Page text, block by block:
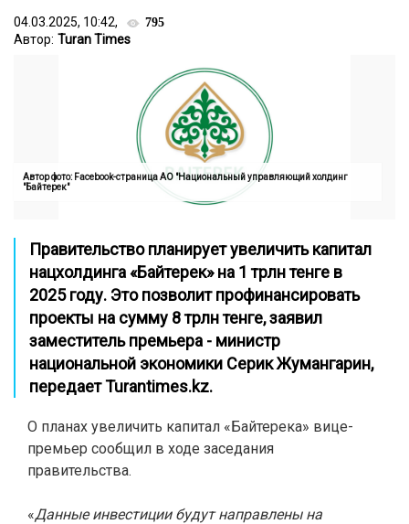
04.03.2025, 10:42, 795
Автор: Turan Times
Автор фото: Facebook-страница АО "Национальный управляющий холдинг
"Байтерек"
Правительство планирует увеличить капитал
нацхолдинга «Байтерек» на 1 трлн тенге в
2025 году. Это позволит профинансировать
проекты на сумму 8 трлн тенге, заявил
заместитель премьера - министр
национальной экономики Серик Жумангарин,
передаетTurantimes.kz.
О планах увеличить капитал «Байтерека» вице-
премьер сообщил в ходе заседания
правительства.
«Данные инвестиции будут направлены на